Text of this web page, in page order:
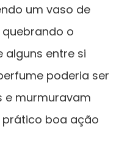
um vaso de
o
entre si
poderia ser
e murmuravam
prático boa ação